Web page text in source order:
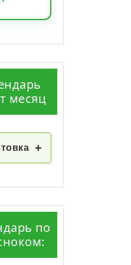
месяц
+
по